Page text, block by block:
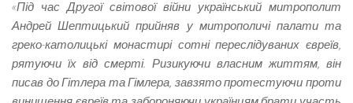
«Під час Другої світової війни український митрополит
Андрей Шептицький прийняв у митрополичі палати та
греко-католицькі монастирі сотні переслідуваних євреїв,
рятуючи їх від смерті. Ризикуючи власним життям, він
писав до Гітлера та Гімлера, завзято протестуючи проти